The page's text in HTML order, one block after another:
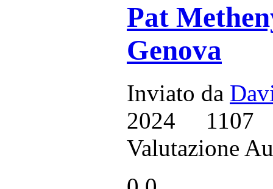
Pat
Genova
Inviato da
2024 1107
Valutazione